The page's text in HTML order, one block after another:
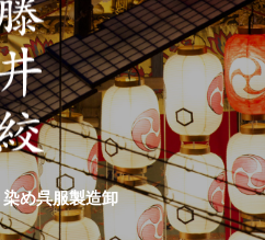
め呉服製造卸